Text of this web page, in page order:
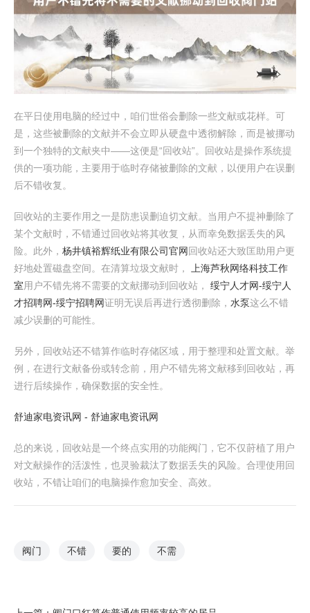
在平日使用电脑的经过中，咱们世俗会删除一些文献或花样。可
是，这些被删除的文献并不会立即从硬盘中透彻解除，而是被挪动
到一个独特的文献夹中——这便是“回收站”。回收站是操作系统提
供的一项功能，主要用于临时存储被删除的文献，以便用户在误删
后不错收复。
回收站的主要作用之一是防患误删迫切文献。当用户不提神删除了
某个文献时，不错通过回收站将其收复，从而幸免数据丢失的风
险。此外， 杨井镇裕辉纸业有限公司官网 回收站还大致匡助用户更
好地处置磁盘空间。在清算垃圾文献时，
上海芦秋网络科技工作
室用户不错先将不需要的文献挪动到回收站， 绥宁人才网-绥宁人
才招聘网-绥宁招聘网证明无误后再进行透彻删除， 水泵这么不错
减少误删的可能性。
另外，回收站还不错算作临时存储区域，用于整理和处置文献。举
例，在进行文献备份或转念前，用户不错先将文献移到回收站，再
进行后续操作，确保数据的安全性。
舒迪家电资讯网 - 舒迪家电资讯网
总的来说，回收站是一个终点实用的功能阀门，它不仅莳植了用户
对文献操作的活泼性，也灵验裁汰了数据丢失的风险。合理使用回
收站，不错让咱们的电脑操作愈加安全、高效。
阀门 不错 要的 不需